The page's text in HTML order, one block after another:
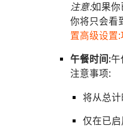
注意:如果你
你将只会看
置高级设置
午餐时间:午
注意事项:
将从总计
仅在已